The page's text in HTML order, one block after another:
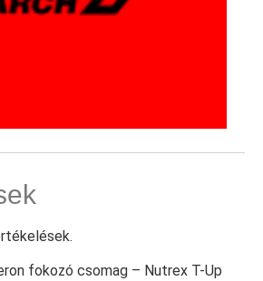
fokozó csomag – Nutrex T-Up